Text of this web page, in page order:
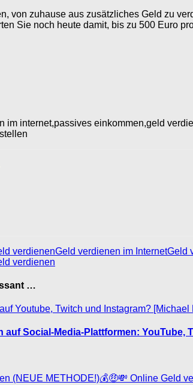
von zuhause aus zusätzliches Geld zu
Sie noch heute damit, bis zu 500 Euro
im internet,passives einkommen,geld
verdienenGeld verdienen im InternetGeld
verdienen
…
auf Social-Media-Plattformen: YouTube,